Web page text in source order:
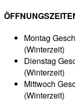
Montag
(Winterzeit)
Dienstag
(Winterzeit)
Mittwoch
(Winterzeit)